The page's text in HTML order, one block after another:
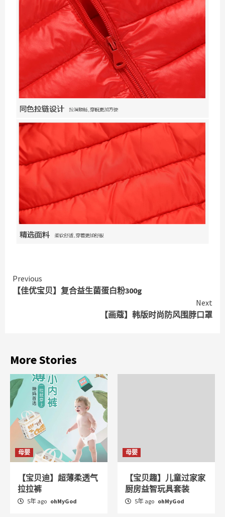
Continue
Reading
Previous
【佳优宝贝】复合益生菌蛋白粉300g
Next
【画蔻】韩版时尚防风围脖口罩
More Stories
母婴
【宝贝迪】超薄柔透气
拉拉裤
5年 ago ohMyGod
母婴
【宝贝趣】儿童过家家
厨房益智玩具套装
5年 ago ohMyGod